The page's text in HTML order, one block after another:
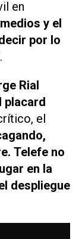
en
y el
por lo
Rial
placard
el
Telefe no
en la
despliegue